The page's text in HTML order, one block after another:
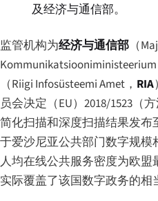
及经济与通信部。
监管机构为经济与通信部 （
Kommunikatsiooniministeerium
（Riigi Infosüsteemi Amet ， RIA
员会决定（EU）2018/1523（
简化扫描和深度扫描结果发
于爱沙尼亚公共部门数字规模
人均在线公共服务密度为欧盟
实际覆盖了该国数字政务的相